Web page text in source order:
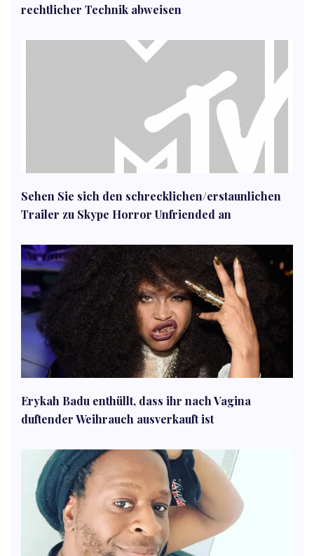
rechtlicher Technik abweisen
Sehen Sie sich den schrecklichen/erstaunlichen
Trailer zu Skype Horror Unfriended an
Erykah Badu enthüllt, dass ihr nach Vagina
duftender Weihrauch ausverkauft ist